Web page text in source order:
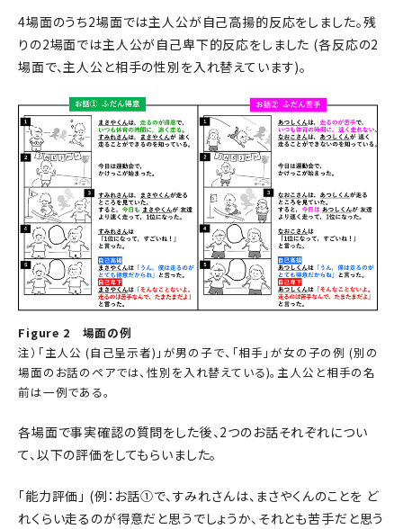
4場面のうち2場面では主人公が自己高揚的反応をしました。残
りの2場面では主人公が自己卑下的反応をしました (各反応の2
場面で、主人公と相手の性別を入れ替えています)。
Figure 2 場面の例
注）「主人公 (自己呈示者)」が男の子で、「相手」が女の子の例 (別の
場面のお話のペアでは、性別を入れ替えている)。主人公と相手の名
前は一例である。
各場面で事実確認の質問をした後、2つのお話それぞれについ
て、以下の評価をしてもらいました。
「能力評価」 (例：お話①で、すみれさんは、まさやくんのことを ど
れくらい走るのが得意だと思うでしょうか、それとも苦手だと思う